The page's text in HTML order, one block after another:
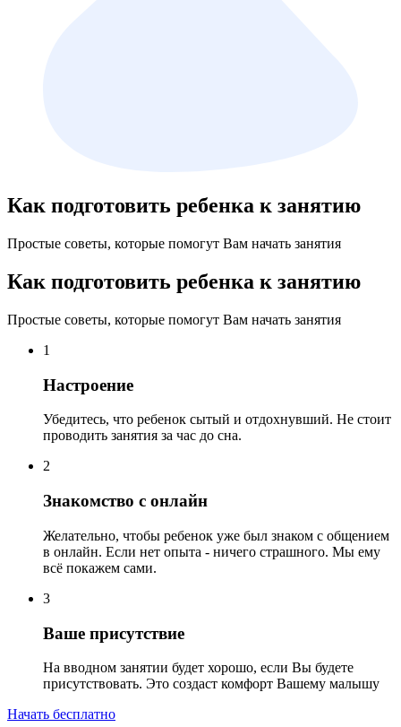
Как подготовить ребенка к занятию
Простые советы, которые помогут Вам начать занятия
Как подготовить ребенка к занятию
Простые советы, которые помогут Вам начать занятия
1
Настроение
Убедитесь, что ребенок сытый и отдохнувший. Не стоит
проводить занятия за час до сна.
2
Знакомство с онлайн
Желательно, чтобы ребенок уже был знаком с общением
в онлайн. Если нет опыта - ничего страшного. Мы ему
всё покажем сами.
3
Ваше присутствие
На вводном занятии будет хорошо, если Вы будете
присутствовать. Это создаст комфорт Вашему малышу
Начать бесплатно